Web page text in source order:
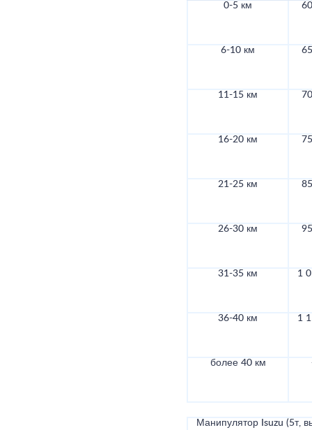
0-5 км
6-10 км
11-15 км
16-20 км
21-25 км
26-30 км
31-35 км 1
36-40 км 1
более 40 км
Манипулятор Isuzu (5т,